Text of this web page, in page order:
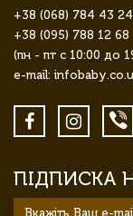
+38 (068) 784 43
+38 (095) 788 12 68
(пн - пт с 10:00 до
e-mail:
ПІДПИСКА